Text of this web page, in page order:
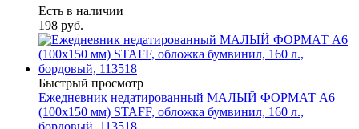
Есть в наличии
198 руб.
Быстрый просмотр
Ежедневник недатированный МАЛЫЙ ФОРМАТ А6
(100х150 мм) STAFF, обложка бумвинил, 160 л.,
бордовый, 113518